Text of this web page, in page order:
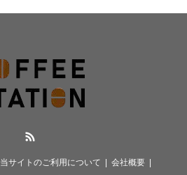
当サイトのご利用について
会社概要